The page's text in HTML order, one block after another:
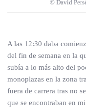
© David
A las 12:30 daba
del fin de semana en la
subía a lo más alto del
monoplazas en la zona
fuera de carrera tras no
que se encontraban en